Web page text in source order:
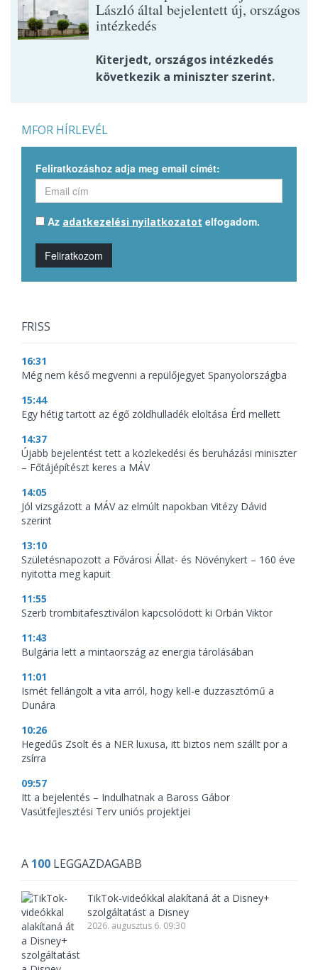
László által bejelentett új, országos
intézkedés
Kiterjedt, országos intézkedés
következik a miniszter szerint.
MFOR HÍRLEVÉL
Feliratkozáshoz adja meg email címét:
Az adatkezelési nyilatkozatot elfogadom.
Feliratkozom
FRISS
16:31
Még nem késő megvenni a repülőjegyet Spanyolországba
15:44
Egy hétig tartott az égő zöldhulladék eloltása Érd mellett
14:37
Újabb bejelentést tett a közlekedési és beruházási miniszter
– Főtájépítészt keres a MÁV
14:05
Jól vizsgázott a MÁV az elmúlt napokban Vitézy Dávid
szerint
13:10
Születésnapozott a Fővárosi Állat- és Növénykert – 160 éve
nyitotta meg kapuit
11:55
Szerb trombitafesztiválon kapcsolódott ki Orbán Viktor
11:43
Bulgária lett a mintaország az energia tárolásában
11:01
Ismét fellángolt a vita arról, hogy kell-e duzzasztómű a
Dunára
10:26
Hegedűs Zsolt és a NER luxusa, itt biztos nem szállt por a
zsírra
09:57
Itt a bejelentés – Indulhatnak a Baross Gábor
Vasútfejlesztési Terv uniós projektjei
A 100 LEGGAZDAGABB
TikTok-videókkal alakítaná át a Disney+
szolgáltatást a Disney
2026. augusztus 6. 09:30